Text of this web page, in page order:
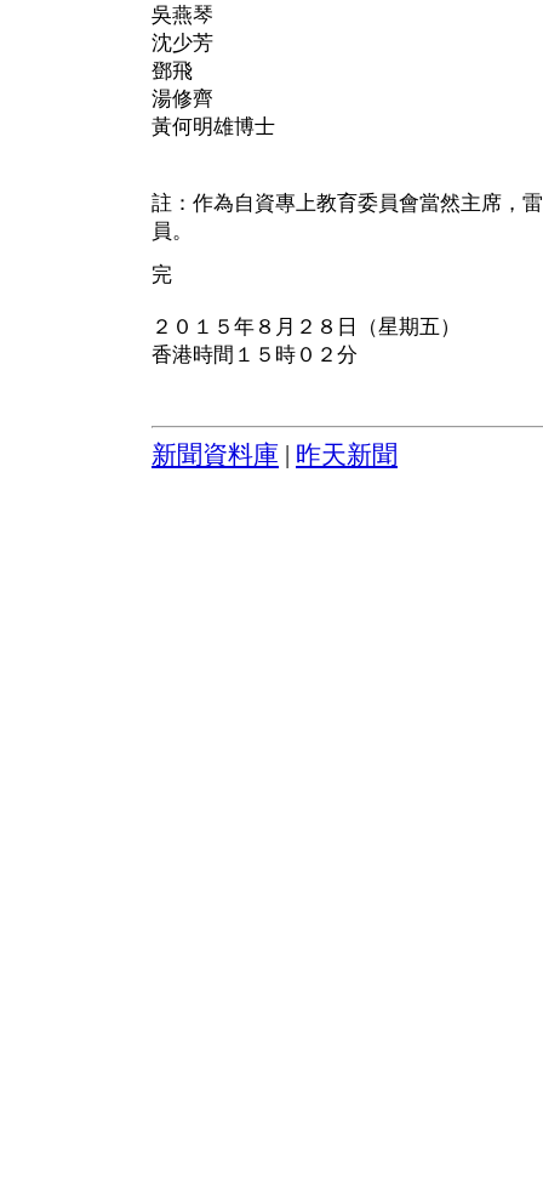
吳燕琴
沈少芳
鄧飛
湯修齊
黃何明雄博士
註：作為自資專上教育委員會當然主席，
員。
完
２０１５年８月２８日（星期五）
香港時間１５時０２分
新聞資料庫 昨天新聞